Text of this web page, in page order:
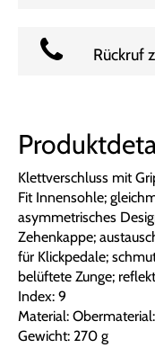
Rückruf
Klettverschluss mit
Fit Innensohle;
asymmetrisches
Zehenkappe;
für Klickpedale;
belüftete Zunge;
Index: 9
Material:
Gewicht: 270 g